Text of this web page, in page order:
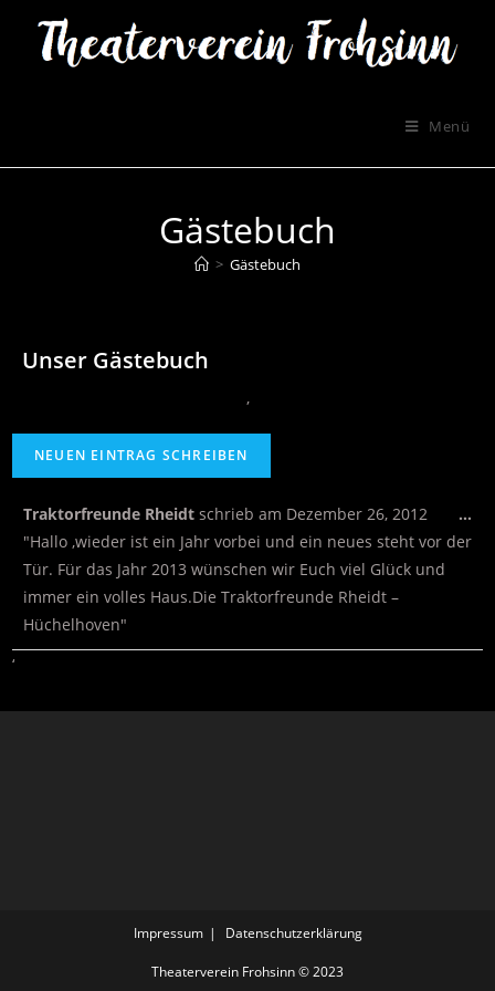
Menü
Gästebuch
> Gästebuch
Unser Gästebuch
‚
Traktorfreunde Rheidt schrieb am Dezember 26, 2012
"Hallo ,wieder ist ein Jahr vorbei und ein neues steht vor der
Tür. Für das Jahr 2013 wünschen wir Euch viel Glück und
immer ein volles Haus.Die Traktorfreunde Rheidt –
Hüchelhoven"
…
‘
Impressum Datenschutzerklärung
Theaterverein Frohsinn © 2023